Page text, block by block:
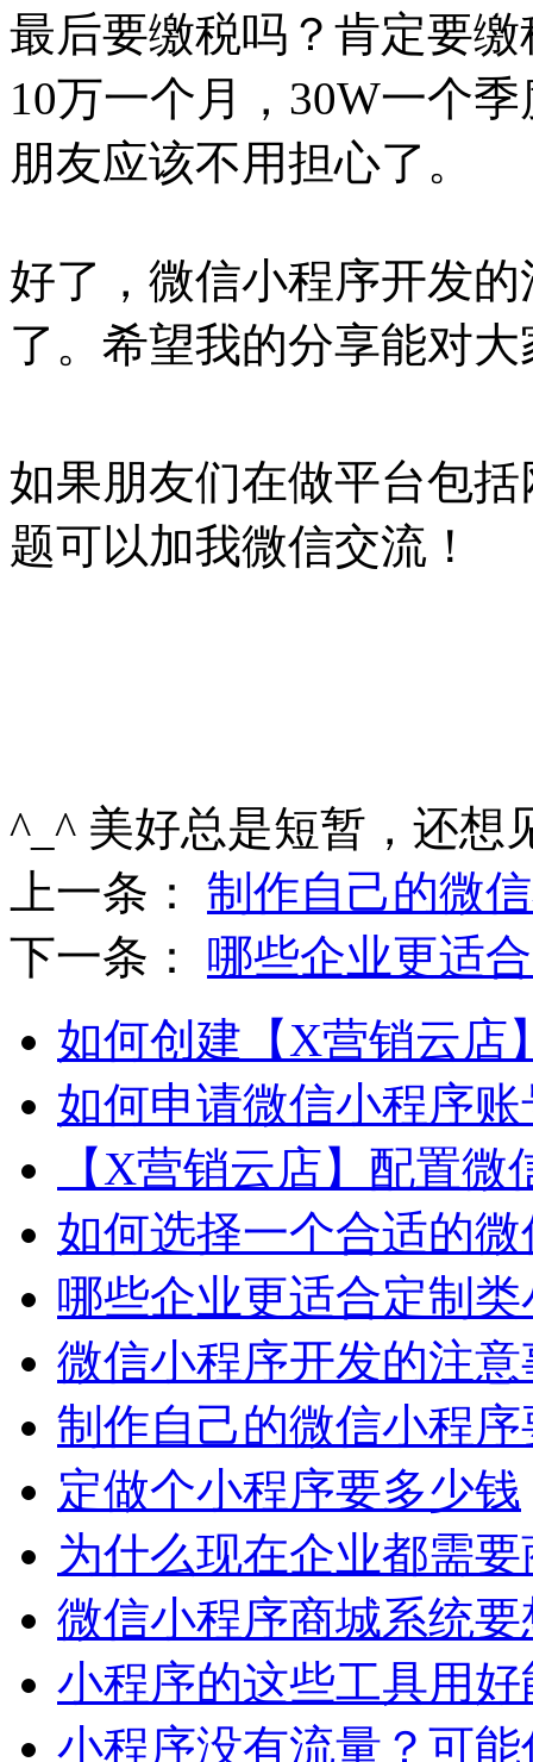
最后要缴税吗？肯定要
10万一个月，30W一个
朋友应该不用担心了。
好了，微信小程序开发
了。希望我的分享能对
如果朋友们在做平台包
题可以加我微信交流！
^_^ 美好总是短暂，还想
上一条： 制作自己的微
下一条： 哪些企业更适
如何创建【X营销云店
如何申请微信小程序
【X营销云店】配置微
如何选择一个合适的
哪些企业更适合定制
微信小程序开发的注
制作自己的微信小程
定做个小程序要多少钱
为什么现在企业都需
微信小程序商城系统
小程序的这些工具用
小程序没有流量？可